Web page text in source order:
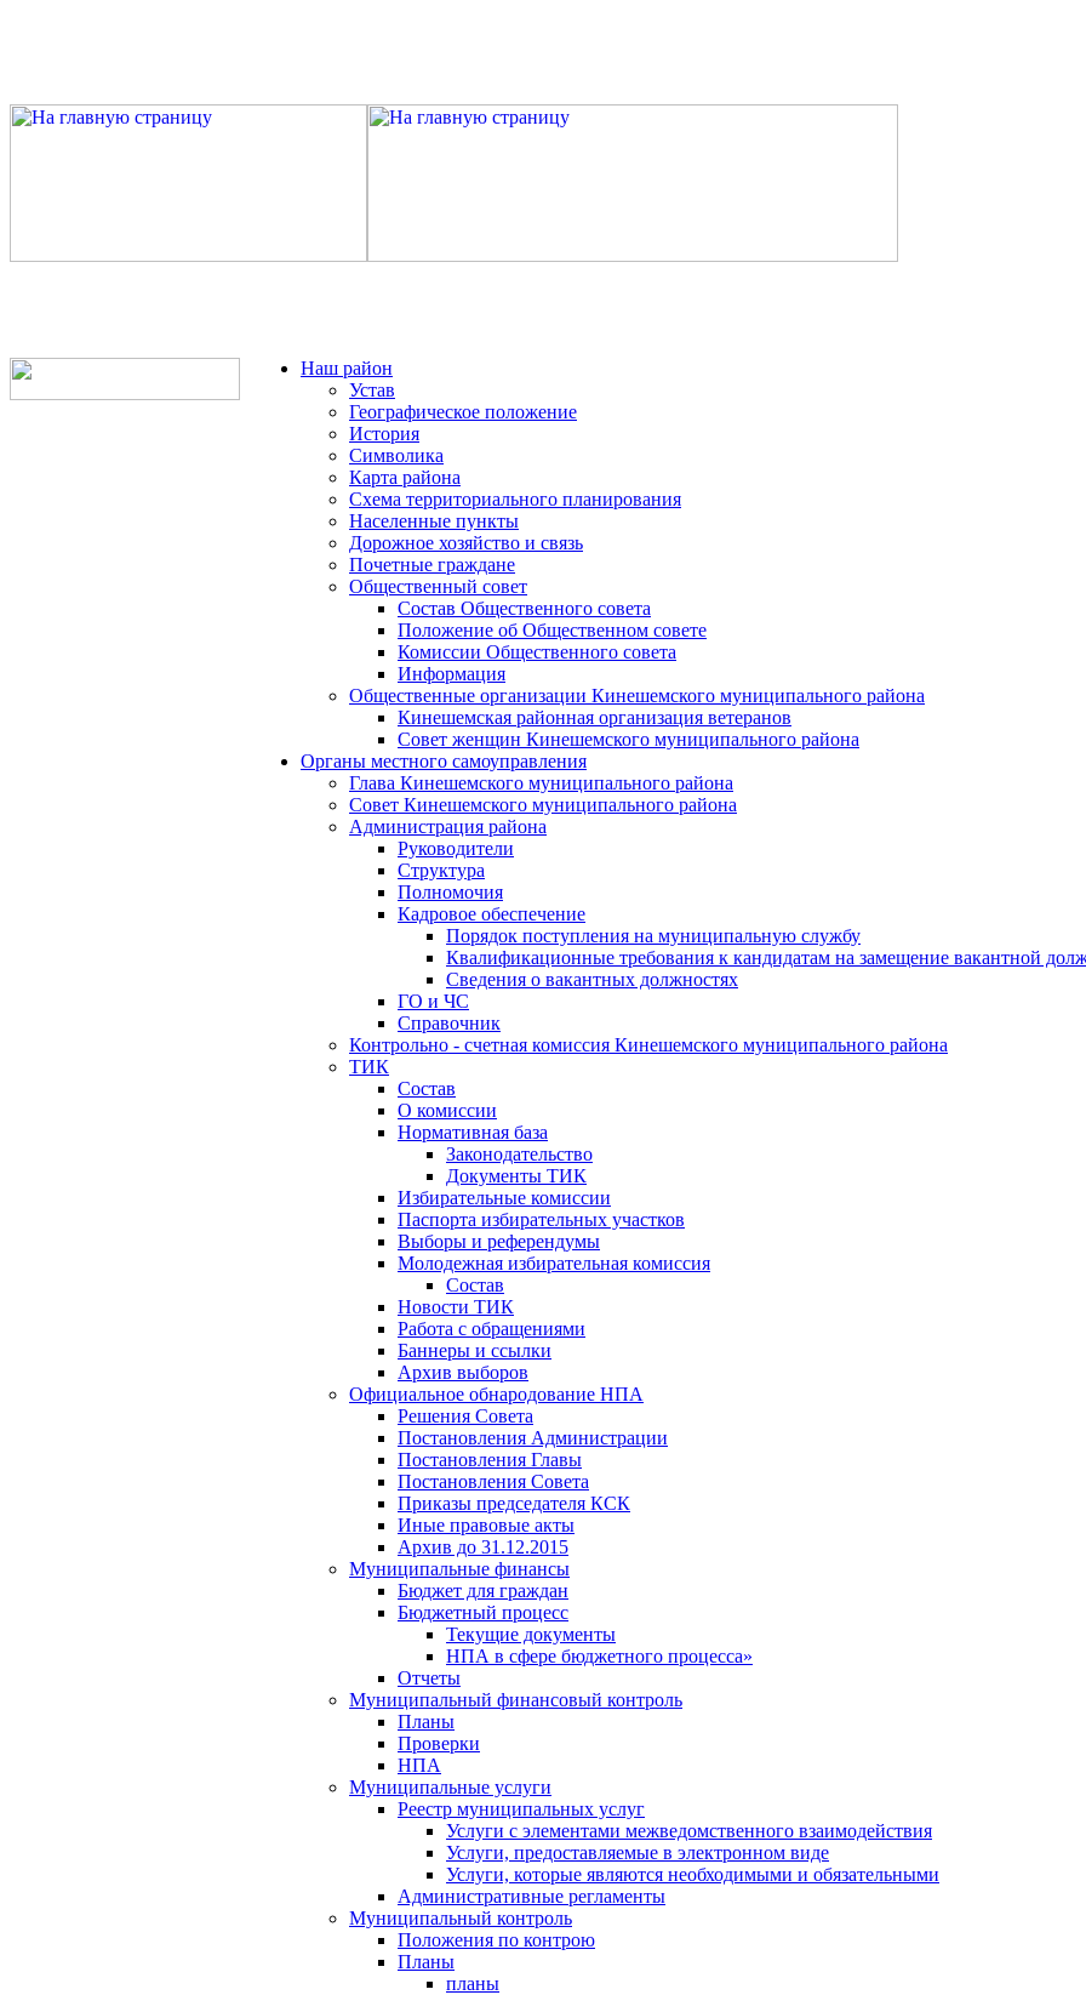
Наш район
Устав
Географическое положение
История
Символика
Карта района
Схема территориального планирования
Населенные пункты
Дорожное хозяйство и связь
Почетные граждане
Общественный совет
Состав Общественного совета
Положение об Общественном совете
Комиссии Общественного совета
Информация
Общественные организации Кинешемского муниципального района
Кинешемская районная организация ветеранов
Совет женщин Кинешемского муниципального района
Органы местного самоуправления
Глава Кинешемского муниципального района
Совет Кинешемского муниципального района
Администрация района
Руководители
Структура
Полномочия
Кадровое обеспечение
Порядок поступления на муниципальную службу
Квалификационные требования к кандидатам на замещение вакантной
Сведения о вакантных должностях
ГО и ЧС
Справочник
Контрольно - счетная комиссия Кинешемского муниципального района
ТИК
Состав
О комиссии
Нормативная база
Законодательство
Документы ТИК
Избирательные комиссии
Паспорта избирательных участков
Выборы и референдумы
Молодежная избирательная комиссия
Состав
Новости ТИК
Работа с обращениями
Баннеры и ссылки
Архив выборов
Официальное обнародование НПА
Решения Совета
Постановления Администрации
Постановления Главы
Постановления Совета
Приказы председателя КСК
Иные правовые акты
Архив до 31.12.2015
Муниципальные финансы
Бюджет для граждан
Бюджетный процесс
Текущие документы
НПА в сфере бюджетного процесса»
Отчеты
Муниципальный финансовый контроль
Планы
Проверки
НПА
Муниципальные услуги
Реестр муниципальных услуг
Услуги с элементами межведомственного взаимодействия
Услуги, предоставляемые в электронном виде
Услуги, которые являются необходимыми и обязательными
Административные регламенты
Муниципальный контроль
Положения по контрою
Планы
планы